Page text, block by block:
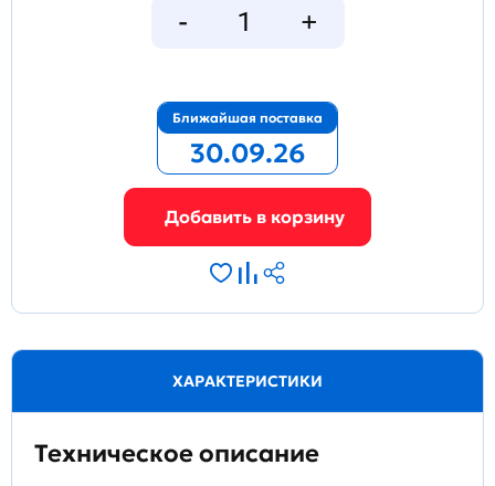
Ближайшая поставка
30.09.26
ХАРАКТЕРИСТИКИ
Техническое описание